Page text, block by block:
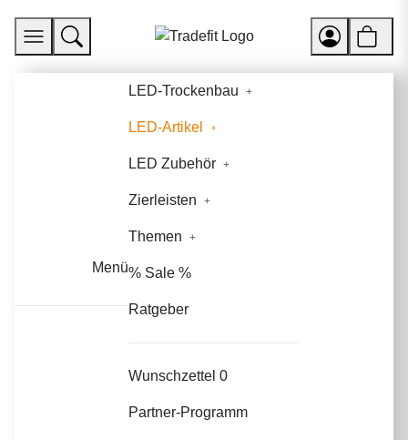
Menü
LED-Trockenbau
LED-Artikel
LED Zubehör
Zierleisten
Themen
% Sale %
Ratgeber
Wunschzettel 0
Partner-Programm